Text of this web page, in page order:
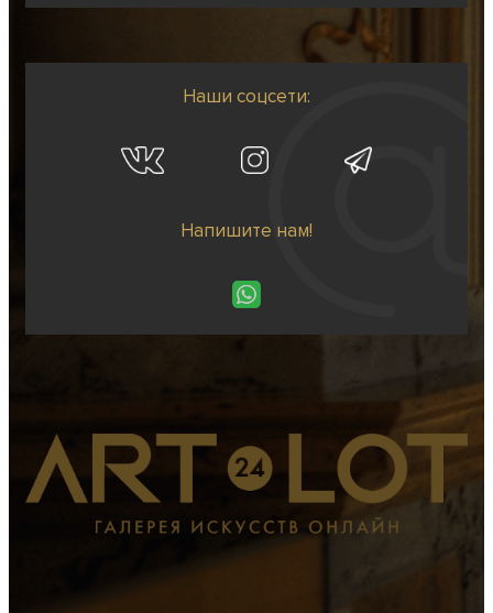
Наши соцсети:
Напишите нам!